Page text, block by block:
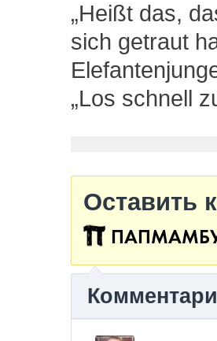
„Heißt das,
sich getraut
„Los schnell
Оставить